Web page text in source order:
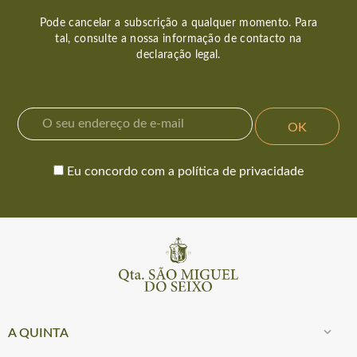
Pode cancelar a subscrição a qualquer momento. Para
tal, consulte a nossa informação de contacto na
declaração legal.
Eu concordo com a política de privacidade
A QUINTA 